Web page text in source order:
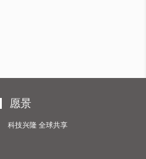
愿景
科技兴隆 全球共享